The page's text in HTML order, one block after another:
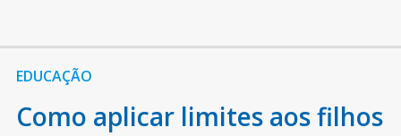
EDUCAÇÃO
Como aplicar limites aos filhos